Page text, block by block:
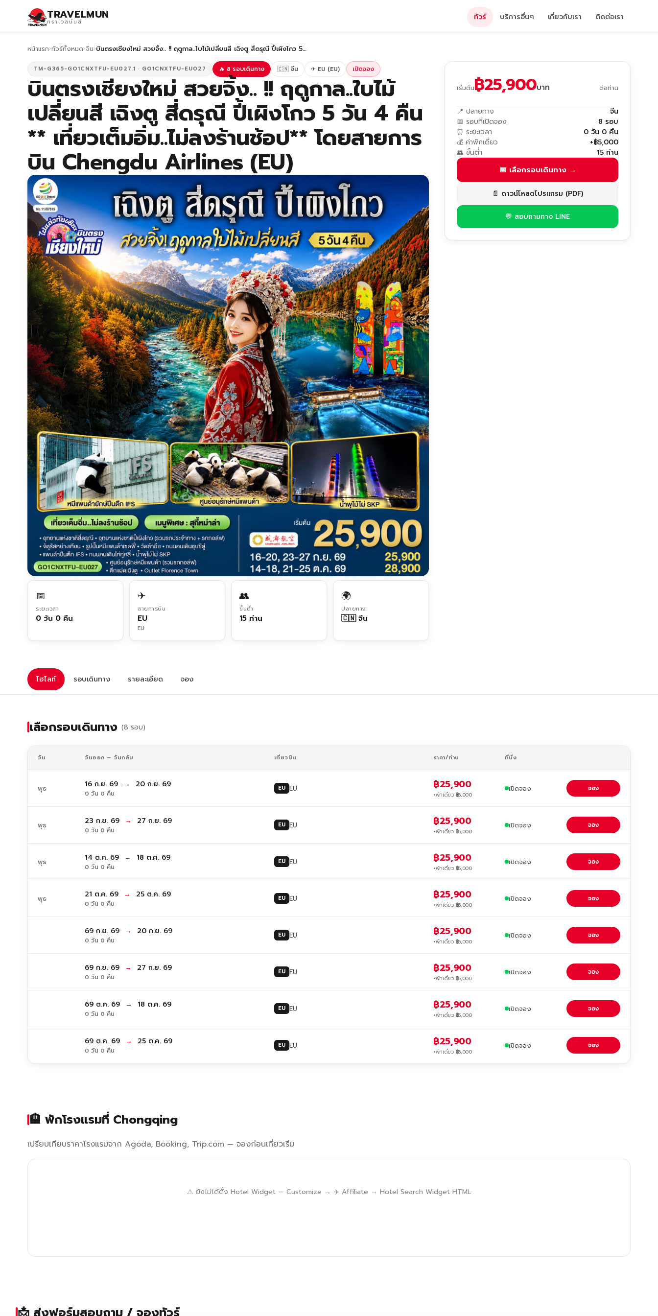
TRAVELMUN
ทราเวลมันส์ ทัวร์ บริการอื่นๆ เกี่ยวกับเรา ติดต่อเรา
หน้าแรก›ทัวร์ทั้งหมด›จีน›บินตรงเชียงใหม่ สวยจิ้ง.. !! ฤดูกาล..ใบไม้เปลี่ยนสี เฉิงตู สี่ดรุณี ปี้เผิงโกว 5…
TM-G365-GO1CNXTFU-EU027.1 · GO1CNXTFU-EU027 🔥 8 รอบเดินทาง 🇨🇳 จีน ✈ EU (EU) เปิดจอง
บินตรงเชียงใหม่ สวยจิ้ง.. !! ฤดูกาล..ใบไม้
เปลี่ยนสี เฉิงตู สี่ดรุณี ปี้เผิงโกว 5 วัน 4 คืน
** เที่ยวเต็มอิ่ม..ไม่ลงร้านช้อป** โดยสายการ
บิน Chengdu Airlines (EU)
📅
ระยะเวลา
0 วัน 0 คืน
✈
สายการบิน
EU
EU
👥
ขั้นต่ำ
15 ท่าน
🌍
ปลายทาง
🇨🇳 จีน
เริ่มต้น฿25,900บาท ต่อท่าน
📍 ปลายทาง
จีน
📅 รอบที่เปิดจอง
8 รอบ
⏰ ระยะเวลา
0 วัน 0 คืน
💰 ค่าพักเดี่ยว
+฿5,000
👥 ขั้นต่ำ
15 ท่าน
📅 เลือกรอบเดินทาง →
📄 ดาวน์โหลดโปรแกรม (PDF)
💬 สอบถามทาง LINE
ไฮไลท์ รอบเดินทาง รายละเอียด จอง
เลือกรอบเดินทาง (8 รอบ)
วัน วันออก – วันกลับ เที่ยวบิน ราคา/ท่าน ที่นั่ง
พุธ 16 ก.ย. 69 → 20 ก.ย. 69
0 วัน 0 คืน
EU EU ฿25,900
+พักเดี่ยว ฿5,000
เปิดจอง จอง
พุธ 23 ก.ย. 69 → 27 ก.ย. 69
0 วัน 0 คืน
EU EU ฿25,900
+พักเดี่ยว ฿5,000
เปิดจอง จอง
พุธ 14 ต.ค. 69 → 18 ต.ค. 69
0 วัน 0 คืน
EU EU ฿25,900
+พักเดี่ยว ฿5,000
เปิดจอง จอง
พุธ 21 ต.ค. 69 → 25 ต.ค. 69
0 วัน 0 คืน
EU EU ฿25,900
+พักเดี่ยว ฿5,000
เปิดจอง จอง
69 ก.ย. 69 → 20 ก.ย. 69
0 วัน 0 คืน
EU EU ฿25,900
+พักเดี่ยว ฿5,000
เปิดจอง จอง
69 ก.ย. 69 → 27 ก.ย. 69
0 วัน 0 คืน
EU EU ฿25,900
+พักเดี่ยว ฿5,000
เปิดจอง จอง
69 ต.ค. 69 → 18 ต.ค. 69
0 วัน 0 คืน
EU EU ฿25,900
+พักเดี่ยว ฿5,000
เปิดจอง จอง
69 ต.ค. 69 → 25 ต.ค. 69
0 วัน 0 คืน
EU EU ฿25,900
+พักเดี่ยว ฿5,000
เปิดจอง จอง
🏨 พักโรงแรมที่ Chongqing
เปรียบเทียบราคาโรงแรมจาก Agoda, Booking, Trip.com — จองก่อนเที่ยวเริ่ม
⚠ ยังไม่ได้ตั้ง Hotel Widget — Customize → ✈️ Affiliate → Hotel Search Widget HTML